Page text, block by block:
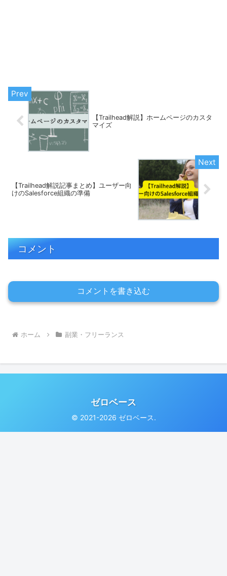
【Trailhead解説】ホームページのカスタ
マイズ
【Trailhead解説記事まとめ】ユーザー向
けのSalesforce組織の準備
コメント
コメントを書き込む
ホーム 副業・フリーランス
ゼロベース
© 2021-2026 ゼロベース.